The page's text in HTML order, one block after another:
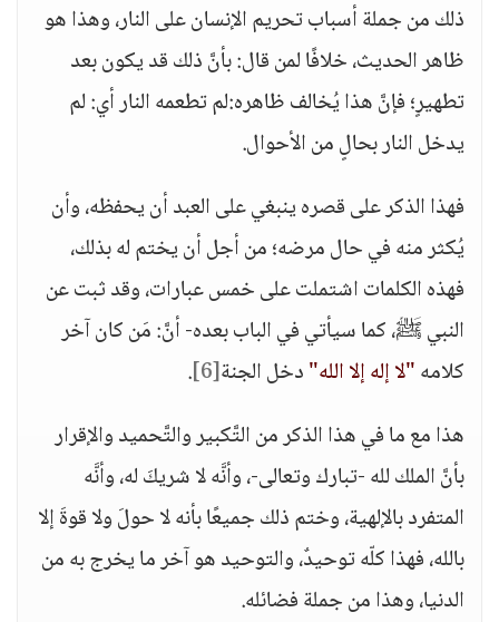
ذلك من جملة أسباب تحريم الإنسان على النار، وهذا هو
ظاهر الحديث، خلافًا لمن قال: بأنَّ ذلك قد يكون بعد
تطهيرٍ؛ فإنَّ هذا يُخالف ظاهره:لم تطعمه النار أي: لم
يدخل النار بحالٍ من الأحوال.
فهذا الذكر على قصره ينبغي على العبد أن يحفظه، وأن
يُكثر منه في حال مرضه؛ من أجل أن يختم له بذلك،
فهذه الكلمات اشتملت على خمس عبارات، وقد ثبت عن
النبي ﷺ، كما سيأتي في الباب بعده- أنَّ: مَن كان آخر
كلامه"لا إله إلا الله"دخل الجنة[6]
.
هذا مع ما في هذا الذكر من التَّكبير والتَّحميد والإقرار
بأنَّ الملك لله -تبارك وتعالى-، وأنَّه لا شريكَ له، وأنَّه
المتفرد بالإلهية، وختم ذلك جميعًا بأنه لا حولَ ولا قوةَ إلا
بالله، فهذا كلّه توحيدٌ، والتوحيد هو آخر ما يخرج به من
الدنيا، وهذا من جملة فضائله.